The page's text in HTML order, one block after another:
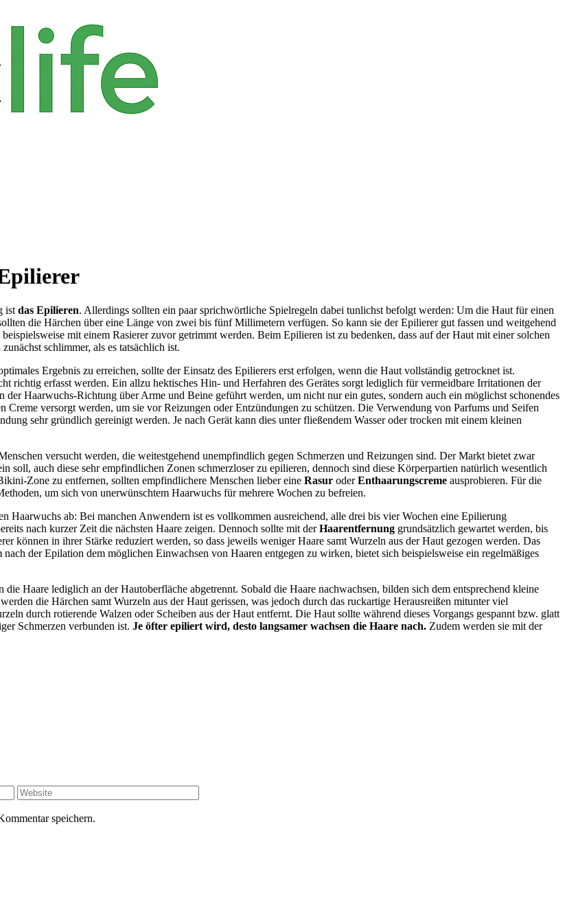
ist das Epilieren. Allerdings sollten ein paar sprichwörtliche Spielregeln dabei tunlichst befolgt werden: Um die Haut für einen
die Härchen über eine Länge von zwei bis fünf Millimetern verfügen. So kann sie der Epilierer gut fassen und weitgehend
mit einem Rasierer zuvor getrimmt werden. Beim Epilieren ist zu bedenken, dass auf der Haut mit einer solchen
schlimmer, als es tatsächlich ist.
Ergebnis zu erreichen, sollte der Einsatz des Epilierers erst erfolgen, wenn die Haut vollständig getrocknet ist.
richtig erfasst werden. Ein allzu hektisches Hin- und Herfahren des Gerätes sorgt lediglich für vermeidbare Irritationen der
Haarwuchs-Richtung über Arme und Beine geführt werden, um nicht nur ein gutes, sondern auch ein möglichst schonendes
versorgt werden, um sie vor Reizungen oder Entzündungen zu schützen. Die Verwendung von Parfums und Seifen
sehr gründlich gereinigt werden. Je nach Gerät kann dies unter fließendem Wasser oder trocken mit einem kleinen
versucht werden, die weitestgehend unempfindlich gegen Schmerzen und Reizungen sind. Der Markt bietet zwar
soll, auch diese sehr empfindlichen Zonen schmerzloser zu epilieren, dennoch sind diese Körperpartien natürlich wesentlich
Zone zu entfernen, sollten empfindlichere Menschen lieber eine Rasur oderEnthaarungscreme ausprobieren. Für die
um sich von unerwünschtem Haarwuchs für mehrere Wochen zu befreien.
ab: Bei manchen Anwendern ist es vollkommen ausreichend, alle drei bis vier Wochen eine Epilierung
nach kurzer Zeit die nächsten Haare zeigen. Dennoch sollte mit derHaarentfernung grundsätzlich gewartet werden, bis
in ihrer Stärke reduziert werden, so dass jeweils weniger Haare samt Wurzeln aus der Haut gezogen werden. Das
der Epilation dem möglichen Einwachsen von Haaren entgegen zu wirken, bietet sich beispielsweise ein regelmäßiges
die Haare lediglich an der Hautoberfläche abgetrennt. Sobald die Haare nachwachsen, bilden sich dem entsprechend kleine
die Härchen samt Wurzeln aus der Haut gerissen, was jedoch durch das ruckartige Herausreißen mitunter viel
durch rotierende Walzen oder Scheiben aus der Haut entfernt. Die Haut sollte während dieses Vorgangs gespannt bzw. glatt
Schmerzen verbunden ist. Je öfter epiliert wird, desto langsamer wachsen die Haare nach. Zudem werden sie mit der
Website
speichern.